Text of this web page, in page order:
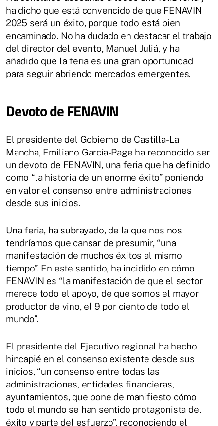
ha dicho que está convencido de que FENAVIN
2025 será un éxito, porque todo está bien
encaminado. No ha dudado en destacar el trabajo
del director del evento, Manuel Juliá, y ha
añadido que la feria es una gran oportunidad
para seguir abriendo mercados emergentes.
Devoto de FENAVIN
El presidente del Gobierno de Castilla-La
Mancha, Emiliano García-Page ha reconocido ser
un devoto de FENAVIN, una feria que ha definido
como “la historia de un enorme éxito” poniendo
en valor el consenso entre administraciones
desde sus inicios.
Una feria, ha subrayado, de la que nos nos
tendríamos que cansar de presumir, “una
manifestación de muchos éxitos al mismo
tiempo”. En este sentido, ha incidido en cómo
FENAVIN es “la manifestación de que el sector
merece todo el apoyo, de que somos el mayor
productor de vino, el 9 por ciento de todo el
mundo”.
El presidente del Ejecutivo regional ha hecho
hincapié en el consenso existente desde sus
inicios, “un consenso entre todas las
administraciones, entidades financieras,
ayuntamientos, que pone de manifiesto cómo
todo el mundo se han sentido protagonista del
éxito y parte del esfuerzo”, reconociendo el